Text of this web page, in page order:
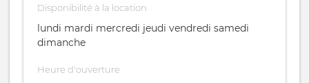
Disponibilité à la location
lundi mardi mercredi jeudi vendredi samedi
dimanche
Heure d'ouverture